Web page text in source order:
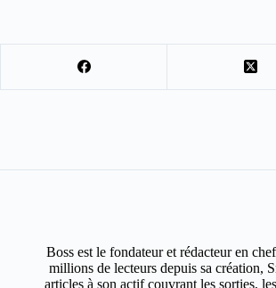
Boss est le fondateur et rédacteur en
millions de lecteurs depuis sa création,
articles à son actif couvrant les sorties,